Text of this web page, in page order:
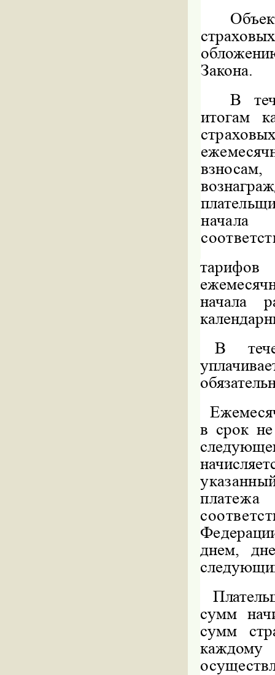
Закона.
В
итогам
начала
начала
В
в срок не
днем,
сумм
сумм
каждому